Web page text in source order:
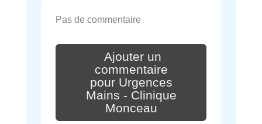
Pas de commentaire
Ajouter un
commentaire
pour Urgences
Mains - Clinique
Monceau